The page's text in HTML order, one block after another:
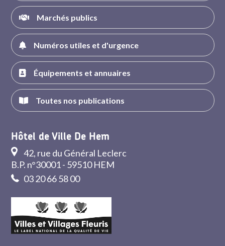
Marchés publics
Numéros utiles et d'urgence
Équipements et annuaires
Toutes nos publications
Hôtel de Ville De Hem
42, rue du Général Leclerc
B.P. n°30001 - 59510 HEM
03 20 66 58 00